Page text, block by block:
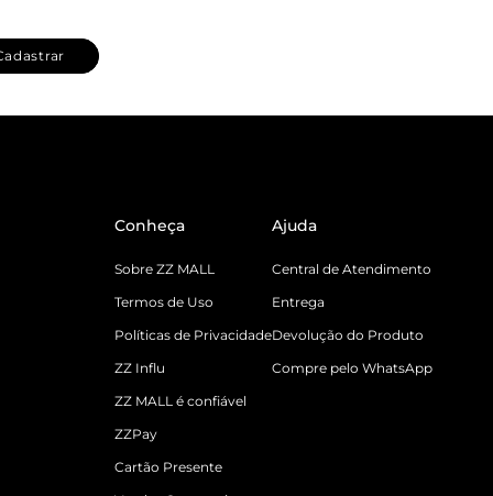
Conheça
Sobre ZZ MALL
Termos de Uso
Políticas de Privacidade
ZZ Influ
ZZ MALL é confiável
ZZPay
Cartão Presente
Ajuda
Central de Atendimento
Entrega
Devolução do Produto
Compre pelo WhatsApp